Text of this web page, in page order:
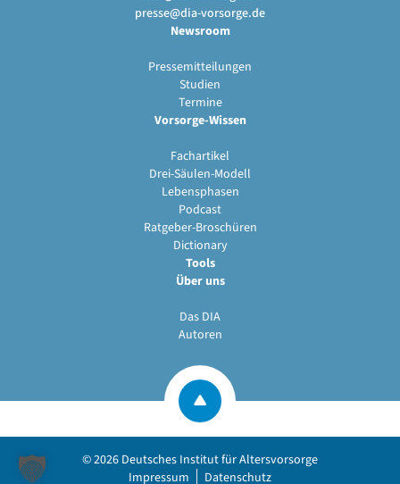
presse@dia-vorsorge.de
Newsroom
Pressemitteilungen
Studien
Termine
Vorsorge-Wissen
Fachartikel
Drei-Säulen-Modell
Lebensphasen
Podcast
Ratgeber-Broschüren
Dictionary
Tools
Über uns
Das DIA
Autoren
© 2026 Deutsches Institut für Altersvorsorge
Impressum
Datenschutz